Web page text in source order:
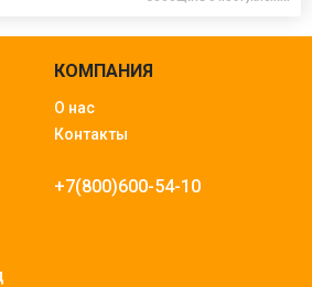
КОМПАНИЯ
О нас
Контакты
+7(800)600-54-10